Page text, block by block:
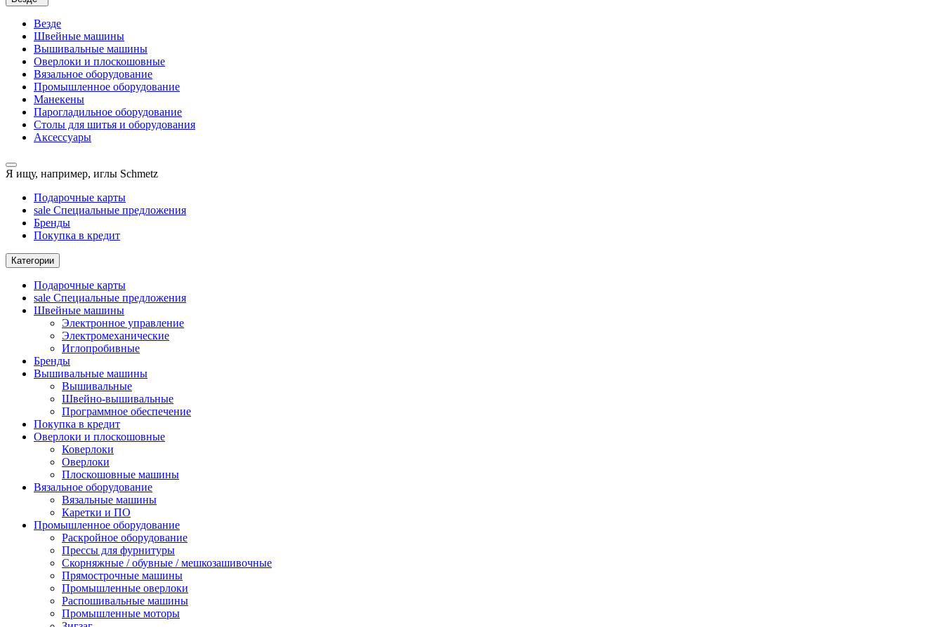
Везде
Швейные машины
Вышивальные машины
Оверлоки и плоскошовные
Вязальное оборудование
Промышленное оборудование
Манекены
Парогладильное оборудование
Столы для шитья и оборудования
Аксессуары
Я ищу, например, иглы Schmetz
Подарочные карты
sale Специальные предложения
Бренды
Покупка в кредит
Категории
Подарочные карты
sale Специальные предложения
Швейные машины
Электронное управление
Электромеханические
Иглопробивные
Бренды
Вышивальные машины
Вышивальные
Швейно-вышивальные
Программное обеспечение
Покупка в кредит
Оверлоки и плоскошовные
Коверлоки
Оверлоки
Плоскошовные машины
Вязальное оборудование
Вязальные машины
Каретки и ПО
Промышленное оборудование
Раскройное оборудование
Прессы для фурнитуры
Скорняжные / обувные / мешкозашивочные
Прямострочные машины
Промышленные оверлоки
Распошивальные машины
Промышленные моторы